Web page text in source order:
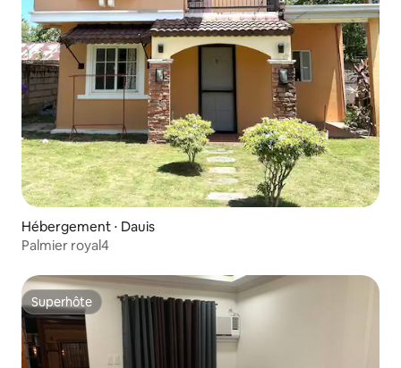
Hébergement ⋅ Dauis
Palmier royal4
Superhôte
Superhôte